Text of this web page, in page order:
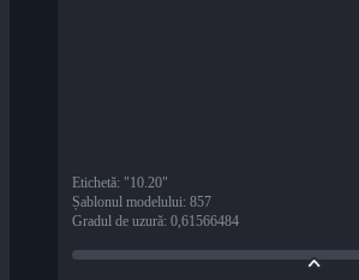
Etichetă: "10.20"
Șablonul modelului: 857
Gradul de uzură: 0,61566484